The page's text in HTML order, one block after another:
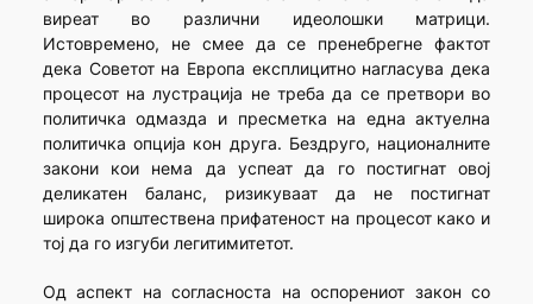
виреат во различни идеолошки матрици.
Истовремено, не смее да се пренебрегне фактот
дека Советот на Европа експлицитно нагласува дека
процесот на лустрација не треба да се претвори во
политичка одмазда и пресметка на една актуелна
политичка опција кон друга. Бездруго, националните
закони кои нема да успеат да го постигнат овој
деликатен баланс, ризикуваат да не постигнат
широка општествена прифатеност на процесот како и
тој да го изгуби легитимитетот.
Од аспект на согласноста на оспорениот закон со